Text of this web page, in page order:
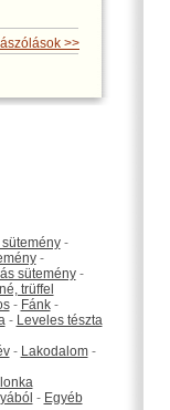
>>
-
-
sütemény-
trüffel
- Fánk-
- Leveles tészta
- Lakodalom-
- Egyéb